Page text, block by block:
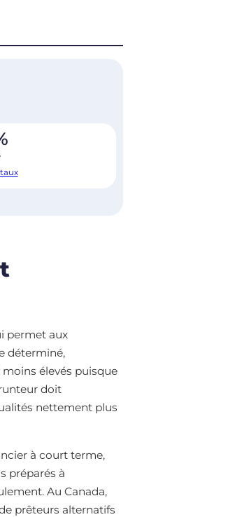
permet aux
déterminé,
élevés puisque
doit
nettement plus
à court terme,
préparés à
Au Canada,
prêteurs alternatifs